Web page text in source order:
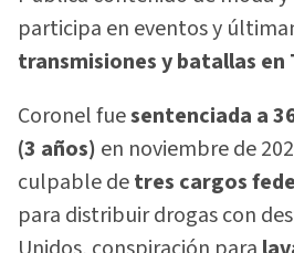
participa en eventos y
transmisiones y batallas en
Coronel fuesentenciada a
(3 años) en noviembre de
culpable detres cargos
para distribuir drogas con